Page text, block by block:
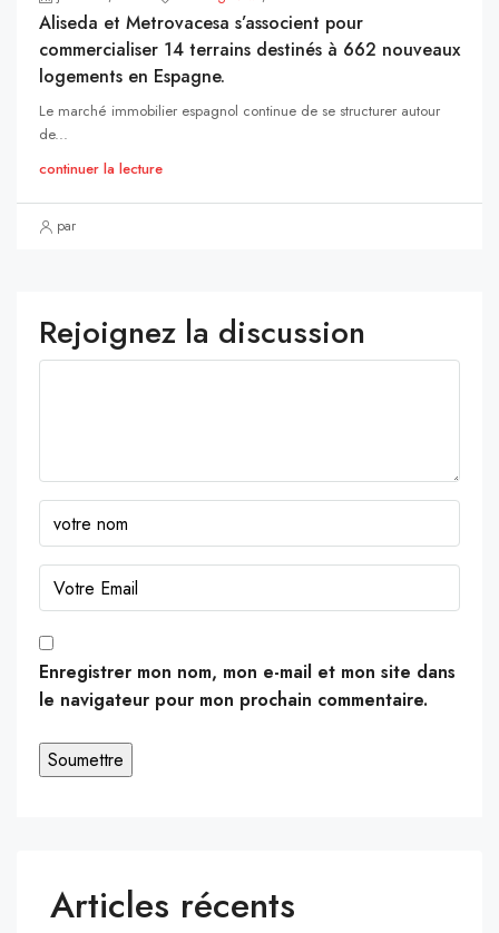
Aliseda et Metrovacesa s’associent pour
commercialiser 14 terrains destinés à 662 nouveaux
logements en Espagne.
Le marché immobilier espagnol continue de se structurer autour
de...
continuer la lecture
par
Rejoignez la discussion
Enregistrer mon nom, mon e-mail et mon site dans
le navigateur pour mon prochain commentaire.
Articles récents